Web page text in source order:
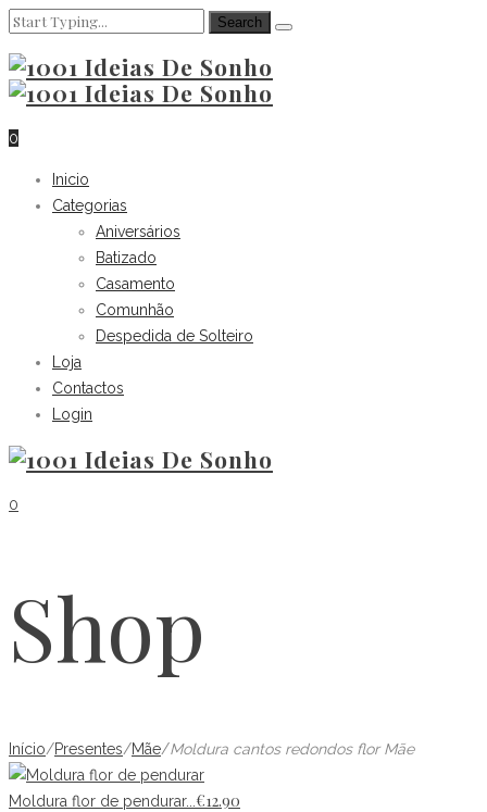
0
Inicio
Categorias
Aniversários
Batizado
Casamento
Comunhão
Despedida de Solteiro
Loja
Contactos
Login
0
Shop
Início/Presentes/Mãe/Moldura cantos redondos flor Mãe
Moldura flor de pendurar... €12.90